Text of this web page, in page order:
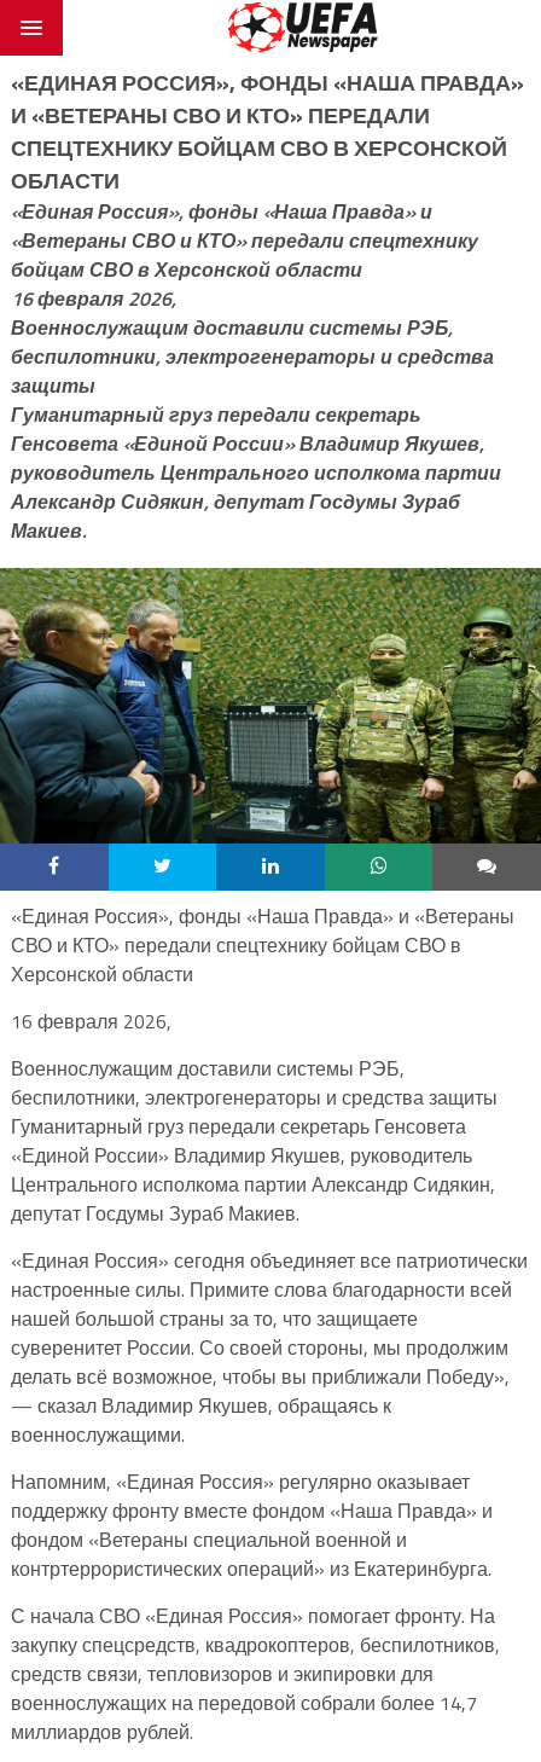
«ЕДИНАЯ РОССИЯ», ФОНДЫ «НАША ПРАВДА»
И «ВЕТЕРАНЫ СВО И КТО» ПЕРЕДАЛИ
СПЕЦТЕХНИКУ БОЙЦАМ СВО В ХЕРСОНСКОЙ
ОБЛАСТИ
«Единая Россия», фонды «Наша Правда» и
«Ветераны СВО и КТО» передали спецтехнику
бойцам СВО в Херсонской области
16 февраля 2026,
Военнослужащим доставили системы РЭБ,
беспилотники, электрогенераторы и средства
защиты
Гуманитарный груз передали секретарь
Генсовета «Единой России» Владимир Якушев,
руководитель Центрального исполкома партии
Александр Сидякин, депутат Госдумы Зураб
Макиев.
«Единая Россия», фонды «Наша Правда» и «Ветераны
СВО и КТО» передали спецтехнику бойцам СВО в
Херсонской области
16 февраля 2026,
Военнослужащим доставили системы РЭБ,
беспилотники, электрогенераторы и средства защиты
Гуманитарный груз передали секретарь Генсовета
«Единой России» Владимир Якушев, руководитель
Центрального исполкома партии Александр Сидякин,
депутат Госдумы Зураб Макиев.
«Единая Россия» сегодня объединяет все патриотически
настроенные силы. Примите слова благодарности всей
нашей большой страны за то, что защищаете
суверенитет России. Со своей стороны, мы продолжим
делать всё возможное, чтобы вы приближали Победу»,
— сказал Владимир Якушев, обращаясь к
военнослужащими.
Напомним, «Единая Россия» регулярно оказывает
поддержку фронту вместе фондом «Наша Правда» и
фондом «Ветераны специальной военной и
контртеррористических операций» из Екатеринбурга.
С начала СВО «Единая Россия» помогает фронту. На
закупку спецсредств, квадрокоптеров, беспилотников,
средств связи, тепловизоров и экипировки для
военнослужащих на передовой собрали более 14,7
миллиардов рублей.